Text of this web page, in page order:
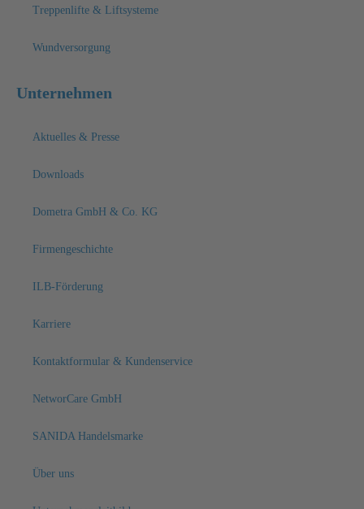
Treppenlifte & Liftsysteme
Wundversorgung
Unternehmen
Aktuelles & Presse
Downloads
Dometra GmbH & Co. KG
Firmengeschichte
ILB-Förderung
Karriere
Kontaktformular & Kundenservice
NetworCare GmbH
SANIDA Handelsmarke
Über uns